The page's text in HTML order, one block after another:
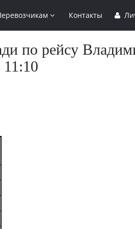
Контакты
по рейсу
11:10